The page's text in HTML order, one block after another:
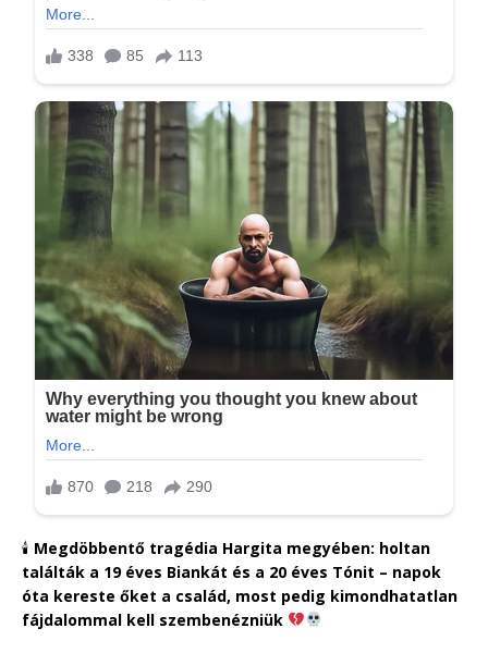
🕯 Megdöbbentő tragédia Hargita megyében: holtan
találták a 19 éves Biankát és a 20 éves Tónit – napok
óta kereste őket a család, most pedig kimondhatatlan
fájdalommal kell szembenézniük